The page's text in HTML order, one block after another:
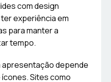
com design
experiência em
para manter a
tempo.
apresentação depende
Sites como